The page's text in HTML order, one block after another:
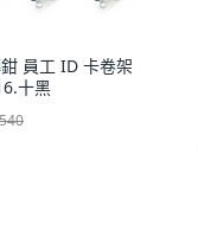
員工 ID 卡卷架
十黑